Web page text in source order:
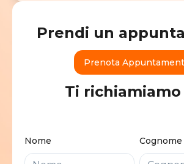
Prendi un
Prenota
Ti
Nome Cognome